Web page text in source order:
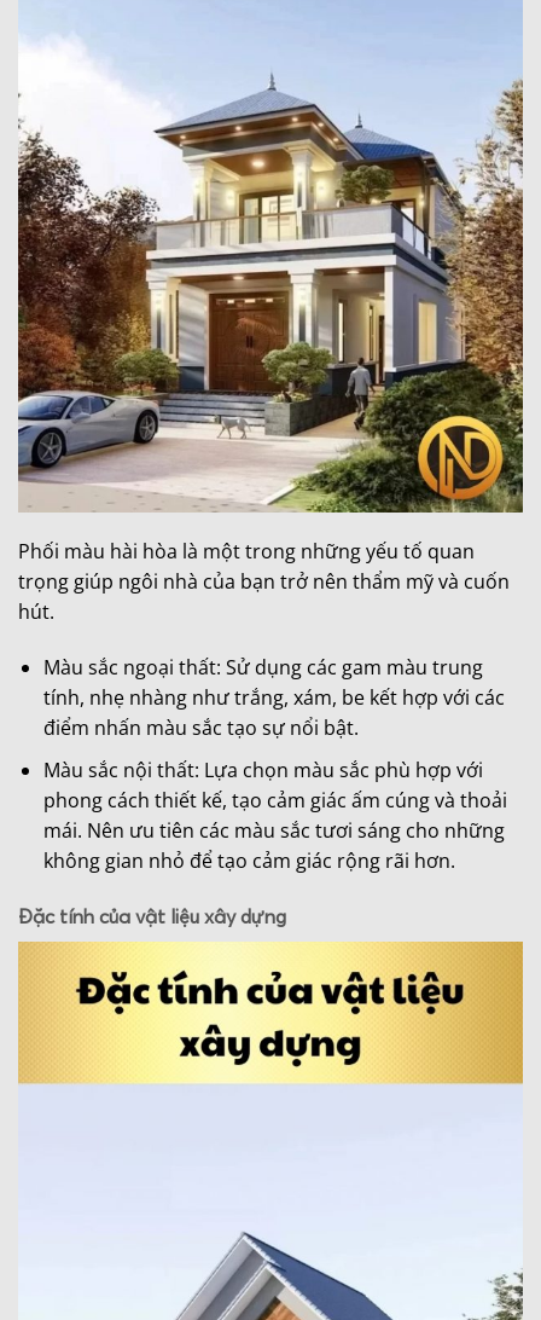
Phối màu hài hòa là một trong những yếu tố quan
trọng giúp ngôi nhà của bạn trở nên thẩm mỹ và cuốn
hút.
Màu sắc ngoại thất: Sử dụng các gam màu trung
tính, nhẹ nhàng như trắng, xám, be kết hợp với các
điểm nhấn màu sắc tạo sự nổi bật.
Màu sắc nội thất: Lựa chọn màu sắc phù hợp với
phong cách thiết kế, tạo cảm giác ấm cúng và thoải
mái. Nên ưu tiên các màu sắc tươi sáng cho những
không gian nhỏ để tạo cảm giác rộng rãi hơn.
Đặc tính của vật liệu xây dựng